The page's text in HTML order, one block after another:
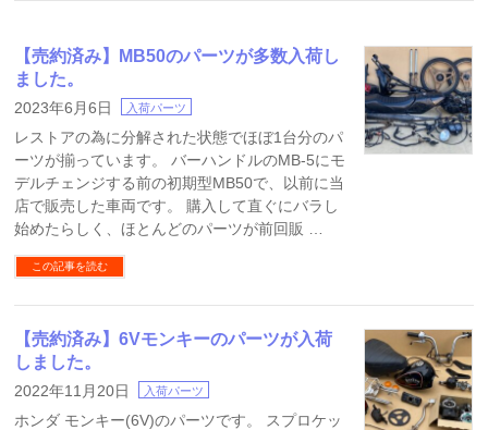
【売約済み】MB50のパーツが多数入荷し
ました。
2023年6月6日 入荷パーツ
レストアの為に分解された状態でほぼ1台分のパ
ーツが揃っています。 バーハンドルのMB-5にモ
デルチェンジする前の初期型MB50で、以前に当
店で販売した車両です。 購入して直ぐにバラし
始めたらしく、ほとんどのパーツが前回販 …
この記事を読む
【売約済み】6Vモンキーのパーツが入荷
しました。
2022年11月20日 入荷パーツ
ホンダ モンキー(6V)のパーツです。 スプロケッ